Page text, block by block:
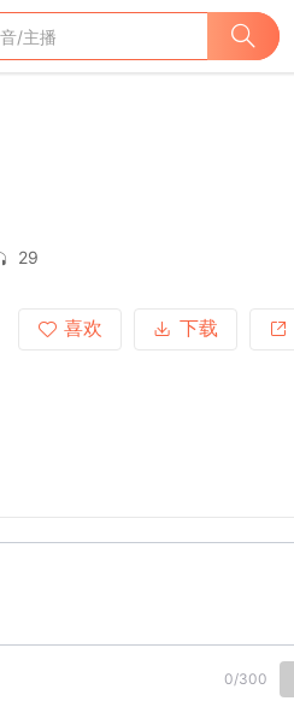
29
喜欢
下载
0/300